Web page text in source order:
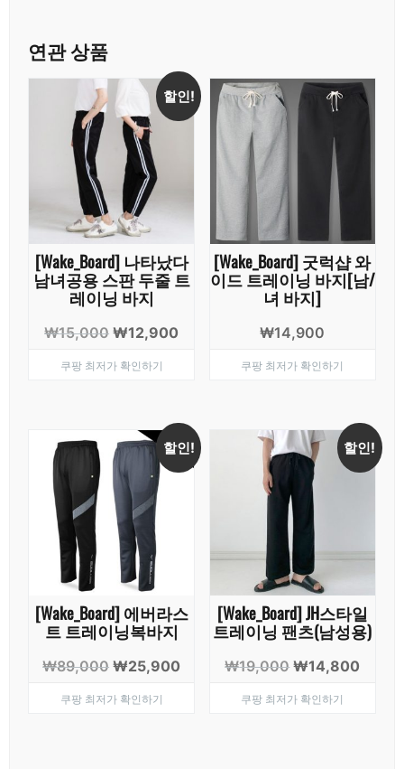
연관 상품
할인!
[Wake_Board] 나타났다
남녀공용 스판 두줄 트
레이닝 바지
₩15,000 원
가
₩12,900
쿠팡 최저가 확인하기
[Wake_Board] 굿럭샵 와
이드 트레이닝 바지[남/
녀 바지]
₩14,900
쿠팡 최저가 확인하기
할인!
[Wake_Board] 에버라스
트 트레이닝복바지
₩89,000 원
가
₩25,900
쿠팡 최저가 확인하기
할인!
[Wake_Board] JH스타일
트레이닝 팬츠(남성용)
₩19,000 원
가
₩14,800
쿠팡 최저가 확인하기